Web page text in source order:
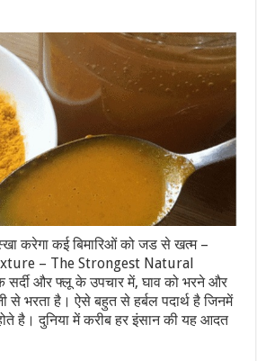
करेगा कई बिमारिओं को जड से खत्म –
– The Strongest Natural
सर्दी और फ्लू के उपचार में, घाव को भरने और
से भरता है। ऐसे बहुत से हर्बल पदार्थ है जिनमें
है। दुनिया में करीब हर इंसान की यह आदत